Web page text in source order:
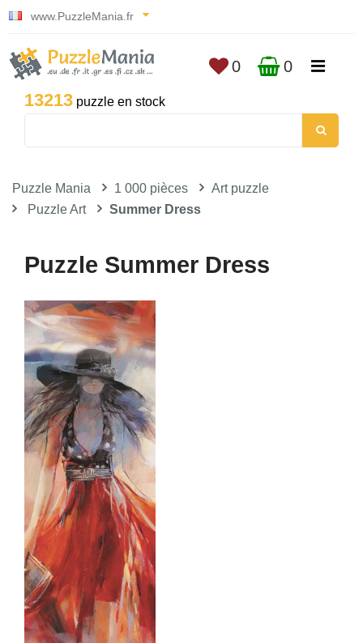
www.PuzzleMania.fr
13213 puzzle en stock
0 0
Puzzle Mania 1 000 pièces
Art puzzle
Puzzle Art
Summer Dress
Puzzle Summer Dress